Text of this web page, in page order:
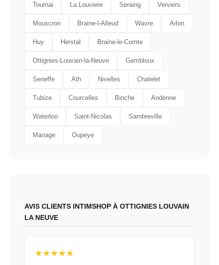
Tournai La Louviere Seraing Verviers
Mouscron Braine-l-Alleud Wavre Arlon
Huy Herstal Braine-le-Comte
Ottignies-Louvain-la-Neuve Gembloux
Seneffe Ath Nivelles Chatelet
Tubize Courcelles Binche Andenne
Waterloo Saint-Nicolas Sambreville
Manage Oupeye
AVIS CLIENTS INTIMSHOP À OTTIGNIES LOUVAIN
LA NEUVE
★★★★★